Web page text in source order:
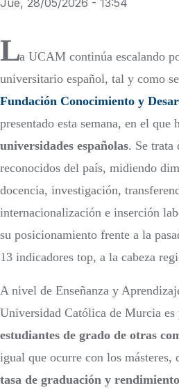
La UCAM continúa escalando
universitario español, tal y como
Fundación Conocimiento y
presentado esta semana, en el que
universidades españolas. Se trata
reconocidos del país, midiendo
docencia, investigación,
internacionalización e inserción
su posicionamiento frente a la
13 indicadores top, a la cabeza
A nivel de Enseñanza y
Universidad Católica de Murcia es
estudiantes de grado de otras
igual que ocurre con los másteres,
tasa de graduación y